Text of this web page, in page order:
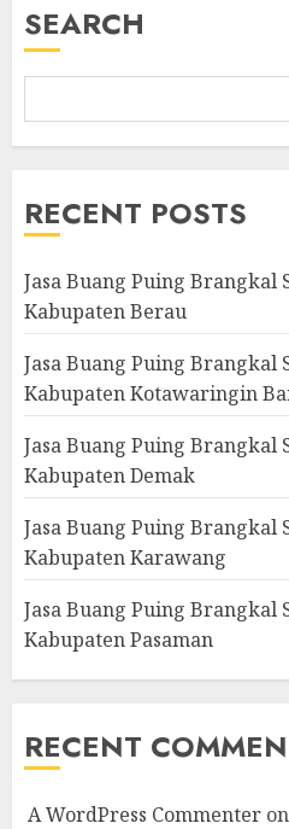
SEARCH
RECENT POSTS
Jasa Buang Puing Brangkal
Kabupaten Berau
Jasa Buang Puing Brangkal
Kabupaten Kotawaringin
Jasa Buang Puing Brangkal
Kabupaten Demak
Jasa Buang Puing Brangkal
Kabupaten Karawang
Jasa Buang Puing Brangkal
Kabupaten Pasaman
RECENT
A WordPress Commenter on